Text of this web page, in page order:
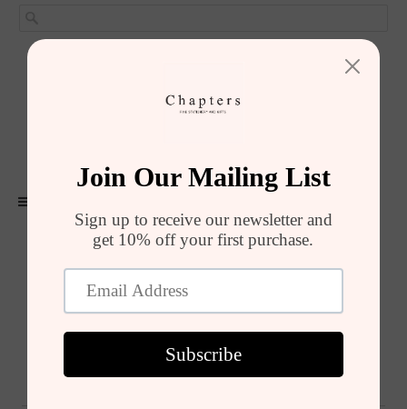
Ürünler Monogram Servisi / 1 cm and 0,5 cm together
Ürün Yorumları